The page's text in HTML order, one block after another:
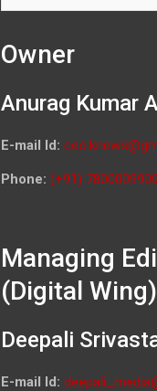
Owner
Anurag Kumar
E-mail Id:
Phone: (+91) 7800009900
Managing
(Digital Wing)
Deepali
E-mail Id: